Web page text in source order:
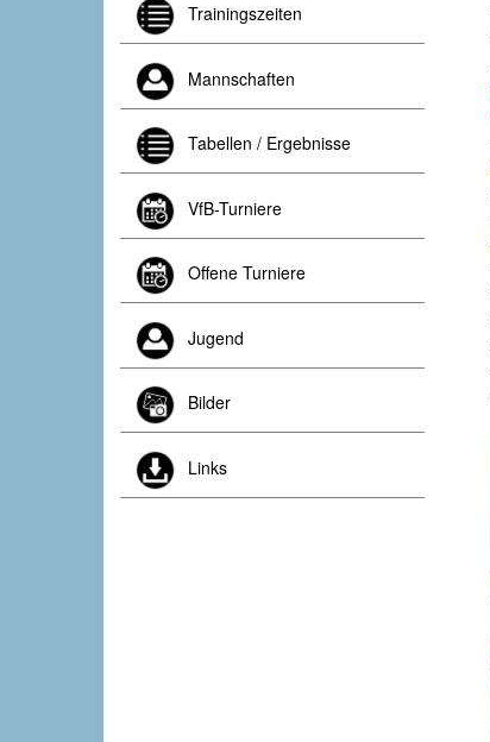
Trainingszeiten
Mannschaften
Tabellen / Ergebnisse
VfB-Turniere
Offene Turniere
Jugend
Bilder
Links